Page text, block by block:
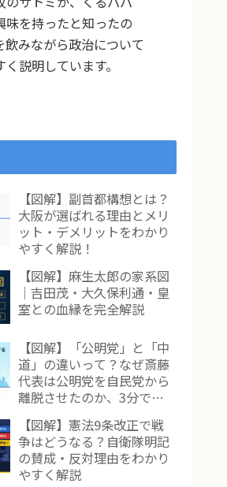
味を持ったと知ったの
飲みながら政治について
説明しています。
【図解】副首都構想とは？
大阪が選ばれる理由とメリ
ット・デメリットをわかり
やすく解説！
【図解】麻生太郎の家系図
｜吉田茂・大久保利通・皇
室との血縁を完全解説
【図解】「公明党」と「中
道」の違いって？なぜ斎藤
代表は公明党を自民党から
離脱させたのか、3分で解
【図解】憲法9条改正で戦
争はどうなる？自衛隊明記
の賛成・反対理由をわかり
やすく解説